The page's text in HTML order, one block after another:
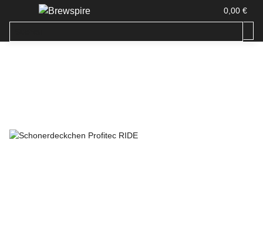
0,00 €